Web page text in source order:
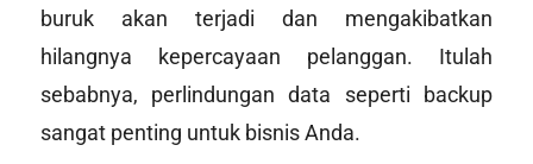
buruk akan terjadi dan mengakibatkan
hilangnya kepercayaan pelanggan. Itulah
sebabnya, perlindungan data seperti backup
sangat penting untuk bisnis Anda.